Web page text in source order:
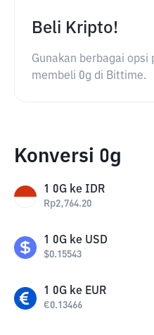
Beli Kripto!
Gunakan berbagai opsi
membeli 0g di Bittime.
Konversi 0g
1 0G ke IDR
Rp2,764.20
1 0G ke USD
$0.15543
1 0G ke EUR
€0.13466